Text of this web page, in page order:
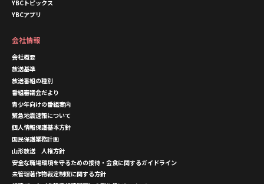
YBCトピックス
YBCアプリ
会社情報
会社概要
放送基準
放送番組の種別
番組審議会だより
青少年向けの番組案内
緊急地震速報について
個人情報保護基本方針
国民保護業務計画
山形放送 人権方針
安全な職場環境を守るための接待・会食に関するガイドライン
未管理著作物裁定制度に関する方針